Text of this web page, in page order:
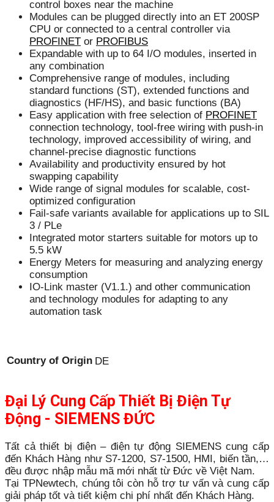
control boxes near the machine
Modules can be plugged directly into an ET 200SP
CPU or connected to a central controller via
PROFINET or PROFIBUS
Expandable with up to 64 I/O modules, inserted in
any combination
Comprehensive range of modules, including
standard functions (ST), extended functions and
diagnostics (HF/HS), and basic functions (BA)
Easy application with free selection of PROFINET
connection technology, tool-free wiring with push-in
technology, improved accessibility of wiring, and
channel-precise diagnostic functions
Availability and productivity ensured by hot
swapping capability
Wide range of signal modules for scalable, cost-
optimized configuration
Fail-safe variants available for applications up to SIL
3 / PLe
Integrated motor starters suitable for motors up to
5.5 kW
Energy Meters for measuring and analyzing energy
consumption
IO-Link master (V1.1.) and other communication
and technology modules for adapting to any
automation task
Country of Origin DE
Đại Lý Cung Cấp Thiết Bị Điện Tự
Động - SIEMENS ĐỨC
Tất cả thiết bị điện – điện tự động SIEMENS cung cấp
đến Khách Hàng như S7-1200, S7-1500, HMI, biến tần,…
đều được nhập mẫu mã mới nhất từ Đức về Việt Nam.
Tại TPNewtech, chúng tôi còn hỗ trợ tư vấn và cung cấp
giải pháp tốt và tiết kiệm chi phí nhất đến Khách Hàng.